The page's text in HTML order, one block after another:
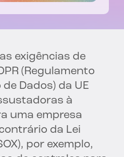
exigências de
(Regulamento
Dados) da UE
à
uma empresa
da Lei
por exemplo,